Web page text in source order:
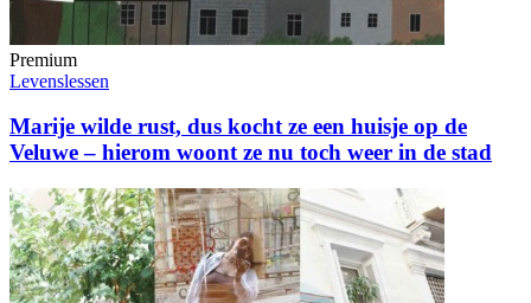
Premium
Levenslessen
Marije wilde rust, dus kocht ze een huisje op de
Veluwe – hierom woont ze nu toch weer in de stad